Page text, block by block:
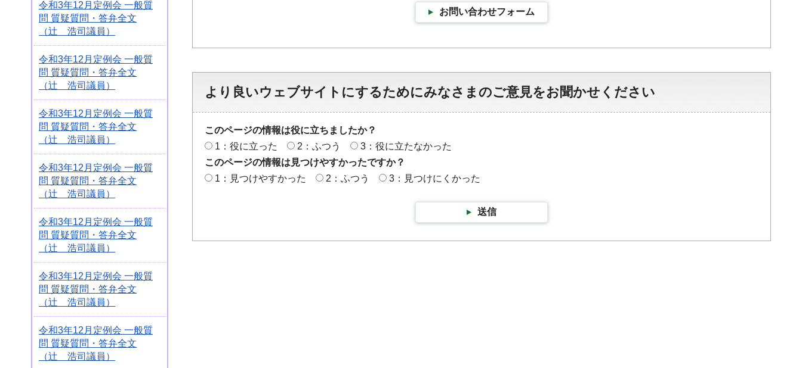
令和3年12月定例会 一般質
問 質疑質問・答弁全文
（辻 浩司議員）
令和3年12月定例会 一般質
問 質疑質問・答弁全文
（辻 浩司議員）
令和3年12月定例会 一般質
問 質疑質問・答弁全文
（辻 浩司議員）
令和3年12月定例会 一般質
問 質疑質問・答弁全文
（辻 浩司議員）
令和3年12月定例会 一般質
問 質疑質問・答弁全文
（辻 浩司議員）
令和3年12月定例会 一般質
問 質疑質問・答弁全文
（辻 浩司議員）
令和3年12月定例会 一般質
問 質疑質問・答弁全文
（辻 浩司議員）
お問い合わせフォーム
より良いウェブサイトにするためにみなさまのご意見をお聞かせください
このページの情報は役に立ちましたか？
1：役に立った
2：ふつう
3：役に立たなかった
このページの情報は見つけやすかったですか？
1：見つけやすかった
2：ふつう 3：見つけにくかった
送信